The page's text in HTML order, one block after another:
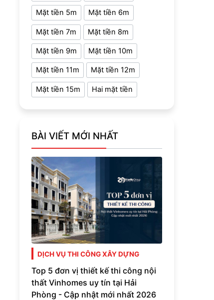
Mặt tiền 5m Mặt tiền 6m
Mặt tiền 7m Mặt tiền 8m
Mặt tiền 9m Mặt tiền 10m
Mặt tiền 11m Mặt tiền 12m
Mặt tiền 15m Hai mặt tiền
BÀI VIẾT MỚI NHẤT
DỊCH VỤ THI CÔNG XÂY DỰNG
Top 5 đơn vị thiết kế thi công nội
thất Vinhomes uy tín tại Hải
Phòng - Cập nhật mới nhất 2026